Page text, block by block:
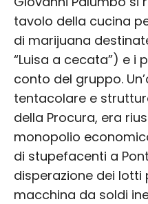
tavolo della cucina
di marijuana
“Luisa a cecata”) e i
conto del gruppo.
tentacolare e
della Procura, era
monopolio
di stupefacenti a
disperazione dei lotti
macchina da soldi